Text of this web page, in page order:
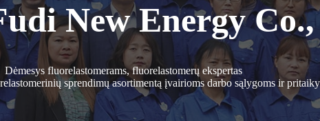
New Energy
Dėmesys fluorelastomerams, fluorelastomerų ekspertas
sprendimų asortimentą įvairioms darbo sąlygoms ir